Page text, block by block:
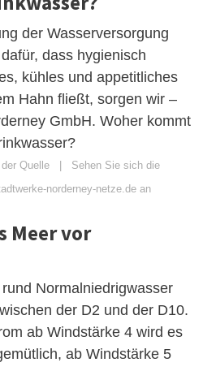
der Wasserversorgung
dass hygienisch
kühles und appetitliches
Hahn fließt, sorgen wir –
GmbH. Woher kommt
Quelle | Sehen Sie sich die
norderney-netze.de an
Meer vor
Normalniedrigwasser
der D2 und der D10.
ab Windstärke 4 wird es
ab Windstärke 5